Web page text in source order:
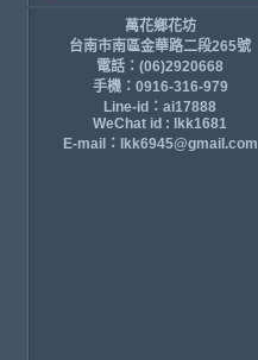
萬花鄉花坊
台南市南區金華路二段265號
電話：(06)2920668
手機：0916-316-979
Line-id：ai17888
WeChat id : lkk1681
E-mail：lkk6945@gmail.com